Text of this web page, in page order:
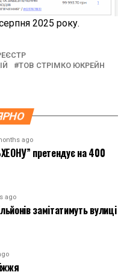
2025 року.
ТОВ СТРІМКО ЮКРЕЙН
ago
претендує на 400
ago
замітатимуть вулиці